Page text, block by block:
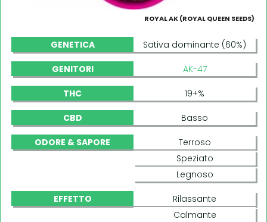
ROYAL AK (ROYAL QUEEN SEEDS)
GENETICA Sativa dominante (60%)
GENITORI AK-47
THC 19+%
CBD Basso
ODORE & SAPORE
Terroso
Speziato
Legnoso
EFFETTO
Rilassante
Calmante